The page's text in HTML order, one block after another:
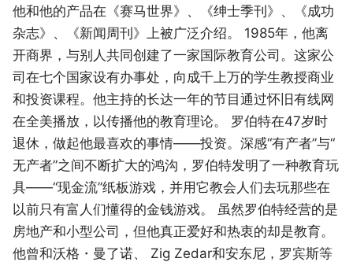
他和他的产品在《赛马世界》、《绅士季刊》、《成功
杂志》、《新闻周刊》上被广泛介绍。 1985年，他离
开商界，与别人共同创建了一家国际教育公司。这家公
司在七个国家设有办事处，向成千上万的学生教授商业
和投资课程。他主持的长达一年的节目通过怀旧有线网
在全美播放，以传播他的教育理论。 罗伯特在47岁时
退休，做起他最喜欢的事情――投资。深感“有产者”与“
无产者”之间不断扩大的鸿沟，罗伯特发明了一种教育玩
具――“现金流”纸板游戏，并用它教会人们去玩那些在
以前只有富人们懂得的金钱游戏。 虽然罗伯特经营的是
房地产和小型公司，但他真正爱好和热衷的却是教育。
他曾和沃格・曼了诺、 Zig Zedar和安东尼，罗宾斯等